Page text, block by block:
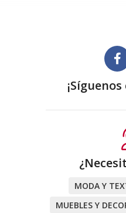
MODA Y
MUEBLES Y